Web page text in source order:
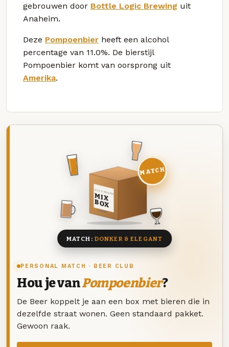
gebrouwen door Bottle Logic Brewing uit
Anaheim.
Deze Pompoenbier heeft een alcohol
percentage van 11.0%. De bierstijl
Pompoenbier komt van oorsprong uit
Amerika.
PERSONAL MATCH · BEER CLUB
Hou je vanPompoenbier?
De Beer koppelt je aan een box met bieren die in
dezelfde straat wonen. Geen standaard pakket.
Gewoon raak.
DEZE MAAND
MIX
BOX
8 BIEREN
MATCH
MATCH: DONKER & ELEGANT